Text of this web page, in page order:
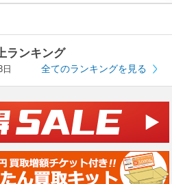
ランキング
全てのランキングを見る